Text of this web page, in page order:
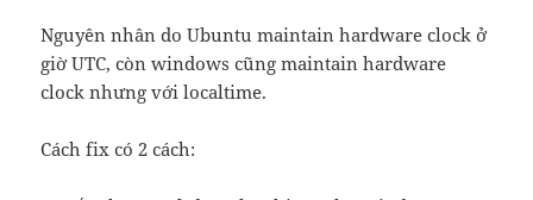
Nguyên nhân do Ubuntu maintain hardware clock ở
giờ UTC, còn windows cũng maintain hardware
clock nhưng với localtime.
Cách fix có 2 cách: